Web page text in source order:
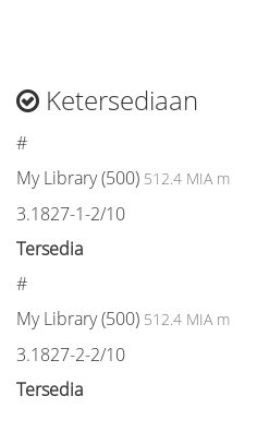
Ketersediaan
#
My Library (500) 512.4 MIA m
3.1827-1-2/10
Tersedia
#
My Library (500) 512.4 MIA m
3.1827-2-2/10
Tersedia